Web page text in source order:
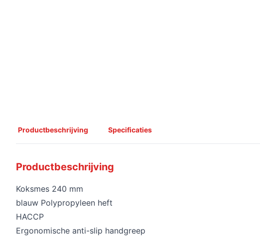
Productbeschrijving Specificaties
Productbeschrijving
Koksmes 240 mm
blauw Polypropyleen heft
HACCP
Ergonomische anti-slip handgreep